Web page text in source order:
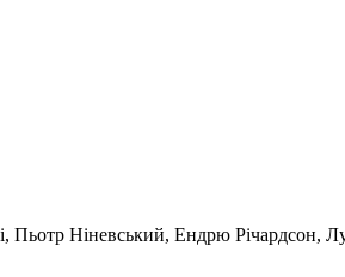
Пьотр Ніневський, Ендрю Річардсон,